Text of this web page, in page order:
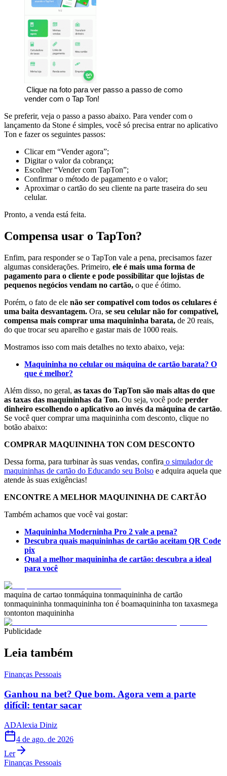
vender com o Tap Ton!
Se preferir, veja o passo a passo abaixo. Para vender com o
lançamento da Stone é simples, você só precisa entrar no aplicativo
Ton e fazer os seguintes passos:
Clicar em “Vender agora”;
Digitar o valor da cobrança;
Escolher “Vender com TapTon”;
Confirmar o método de pagamento e o valor;
Aproximar o cartão do seu cliente na parte traseira do seu
celular.
Pronto, a venda está feita.
Compensa usar o TapTon?
Enfim, para responder se o TapTon vale a pena, precisamos fazer
algumas considerações. Primeiro, ele é mais uma forma de
pagamento para o cliente e pode possibilitar que lojistas de
pequenos negócios vendam no cartão, o que é ótimo.
Porém, o fato de ele não ser compatível com todos os celulares é
uma baita desvantagem. Ora, se seu celular não for compatível,
compensa mais comprar uma maquininha barata, de 20 reais,
do que trocar seu aparelho e gastar mais de 1000 reais.
Mostramos isso com mais detalhes no texto abaixo, veja:
Maquininha no celular ou máquina de cartão barata? O
que é melhor?
Além disso, no geral, as taxas do TapTon são mais altas do que
as taxas das maquininhas da Ton. Ou seja, você pode perder
dinheiro escolhendo o aplicativo ao invés da máquina de cartão.
Se você quer comprar uma maquininha com desconto, clique no
botão abaixo:
COMPRAR MAQUININHA TON COM DESCONTO
Dessa forma, para turbinar às suas vendas, confira o simulador de
maquininhas de cartão do Educando seu Bolso e adquira aquela que
atende às suas exigências!
ENCONTRE A MELHOR MAQUININHA DE CARTÃO
Também achamos que você vai gostar:
Maquininha Moderninha Pro 2 vale a pena?
Descubra quais maquininhas de cartão aceitam QR Code
pix
Qual a melhor maquininha de cartão: descubra a ideal
para você
maquina de cartao tonmáquina tonmaquininha de cartão
tonmaquininha tonmaquininha ton é boamaquininha ton taxasmega
tontonton maquininha
Publicidade
Leia também
Finanças Pessoais
Ganhou na bet? Que bom. Agora vem a parte
difícil: tentar sacar
ADAlexia Diniz
4 de ago. de 2026
Ler
Finanças Pessoais